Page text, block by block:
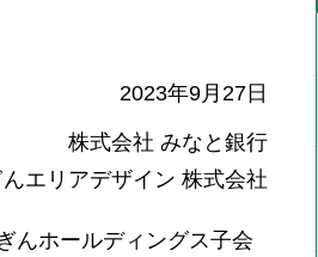
2023年9月27日
株式会社 みなと銀行
エリアデザイン 株式会社
んホールディングス子会